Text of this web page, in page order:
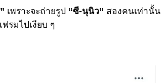
เพราะจะถ่ายรูป “ซี-นุนิว” สองคนเท่านั้น
รมไปเงียบ ๆ